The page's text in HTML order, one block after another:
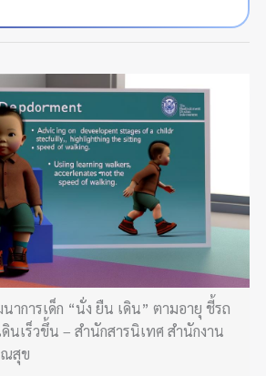
การเด็ก “นั่ง ยืน เดิน” ตามอายุ ชี้รถ
นเร็วขึ้น – สำนักสารนิเทศ สำนักงาน
ณสุข